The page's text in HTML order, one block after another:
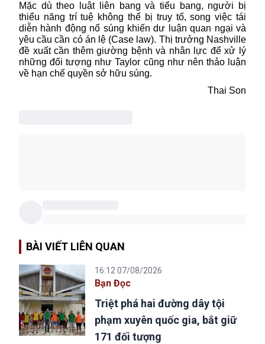
Mặc dù theo luật liên bang và tiểu bang, người bị
thiểu năng trí tuệ không thể bị truy tố, song việc tái
diễn hành động nổ súng khiến dư luận quan ngại và
yêu cầu cần có án lệ (Case law). Thị trưởng Nashville
đề xuất cần thêm giường bệnh và nhân lực để xử lý
những đối tượng như Taylor cũng như nên thảo luận
về hạn chế quyền sở hữu súng.
Thai Son
BÀI VIẾT LIÊN QUAN
16:12 07/08/2026
Bạn Đọc
Triệt phá hai đường dây tội
phạm xuyên quốc gia, bắt giữ
171 đối tượng